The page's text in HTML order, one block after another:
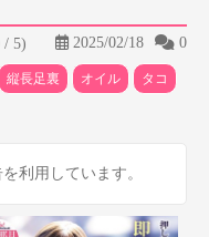
/ 5) 2025/02/18 0
縦長足裏 オイル タコ
利用しています。